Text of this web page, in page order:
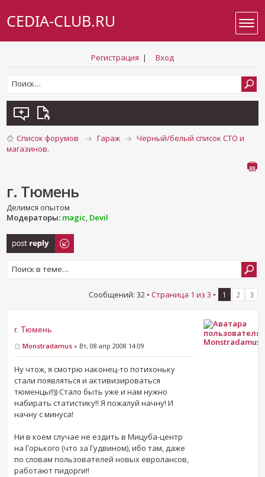
CEDIA-CLUB.RU
Регистрация | Вход
Список форумов Гараж
Черный/белый список СТО и
магазинов.
г. Тюмень
Делимся опытом
Модераторы: magic, Devil
Ответить
Сообщений: 32 • Страница 1 из 3 • 1 2 3
г. Тюмень
Monstradamus » Вт, 08 апр 2008 14:09
Ну чтож, я смотрю наконец-то потихоньку
стали появляться и активизироваться
тюменцы!!)) Стало быть уже и нам нужно
набирать статистику!! Я пожалуй начну! И
начну с минуса!
Ни в коем случае не ездить в Мицуба-центр
на Горького (что за Гудвином), ибо там, даже
по словам пользователей новых евролансов,
работают пидорги!!
Monstradamus